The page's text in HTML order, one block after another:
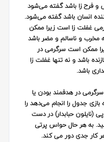
فرح زا باشد گفته می‌شود
انسان باشد گفته می‌شود.
غفلت زا است زیرا ممکن
مخرب و ناسالم و مضر باشد
ممکن است سرگرمی در
باشد و نه تنها غفلت زا
باشد.
در هدفمند بودن یا
جدول را انجام می‌دهد را
(نایلون حبابدار) در دست
به هر حال حواس پرتی
کار جدی دور می کند.